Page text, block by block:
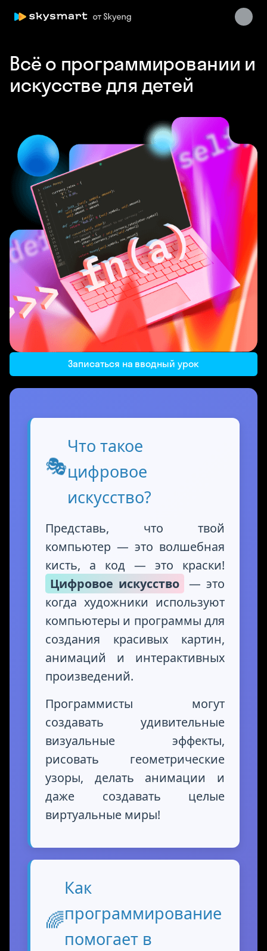
Всё о программировании и
искусстве для детей
Записаться на вводный урок
🎭
Что такое
цифровое
искусство?
Представь, что твой
компьютер — это волшебная
кисть, а код — это краски!
Цифровое искусство
— это
когда художники используют
компьютеры и программы для
создания красивых картин,
анимаций и интерактивных
произведений.
Программисты могут
создавать удивительные
визуальные эффекты,
рисовать геометрические
узоры, делать анимации и
даже создавать целые
виртуальные миры!
🌈
Как
программирование
помогает в